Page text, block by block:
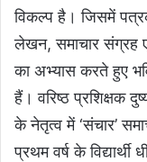
विकल्प है। जिसमें
लेखन, समाचार संग्रह
का अभ्यास करते हुए
हैं। वरिष्ठ प्रशिक्षक
के नेतृत्व में ‘संचार’
प्रथम वर्ष के